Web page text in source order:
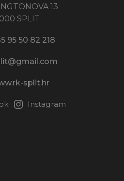
13
SPLIT
95 50 82 218​
split.hr
Instagram